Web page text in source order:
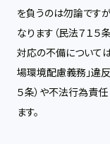
を負うのは勿論です
なります（民法７１５
対応の不備について
場環境配慮義務」違
５条）や不法行為責
ます。